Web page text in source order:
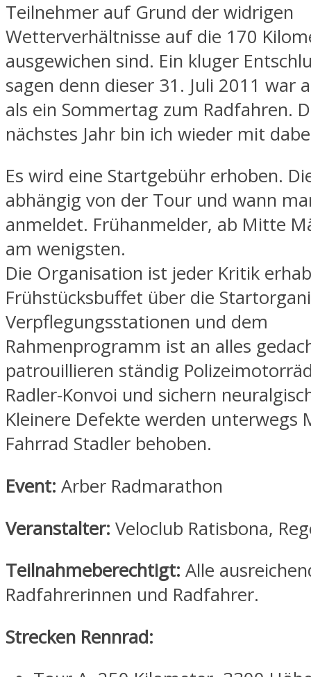
Teilnehmer auf Grund der widrigen
Wetterverhältnisse auf die 170
ausgewichen sind. Ein kluger
sagen denn dieser 31. Juli 2011 war
als ein Sommertag zum Radfahren.
nächstes Jahr bin ich wieder mit
Es wird eine Startgebühr erhoben.
abhängig von der Tour und wann
anmeldet. Frühanmelder, ab Mitte
am wenigsten.
Die Organisation ist jeder Kritik
Frühstücksbuffet über die
Verpflegungsstationen und dem
Rahmenprogramm ist an alles
patrouillieren ständig
Radler-Konvoi und sichern
Kleinere Defekte werden unterwegs
Fahrrad Stadler behoben.
Event: Arber Radmarathon
Veranstalter: Veloclub Ratisbona,
Teilnahmeberechtigt: Alle
Radfahrerinnen und Radfahrer.
Strecken Rennrad: